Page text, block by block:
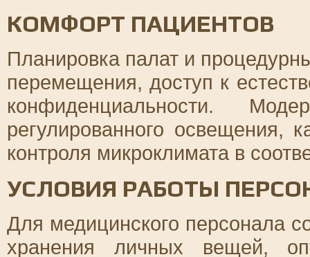
КОМФОРТ ПАЦИЕНТОВ
Планировка палат и
перемещения, доступ к
конфиденциальности.
регулированного освещения,
контроля микроклимата в
УСЛОВИЯ РАБОТЫ
Для медицинского персонала
хранения личных вещей,